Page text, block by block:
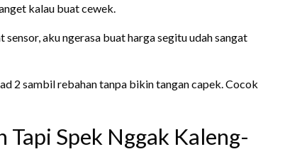
kalau buat cewek.
aku ngerasa buat harga segitu udah sangat
2 sambil rebahan tanpa bikin tangan capek. Cocok
Tapi Spek Nggak Kaleng-